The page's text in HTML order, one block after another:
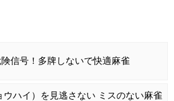
信号！多牌しないで快適麻雀
ウハイ）を見逃さない ミスのない麻雀